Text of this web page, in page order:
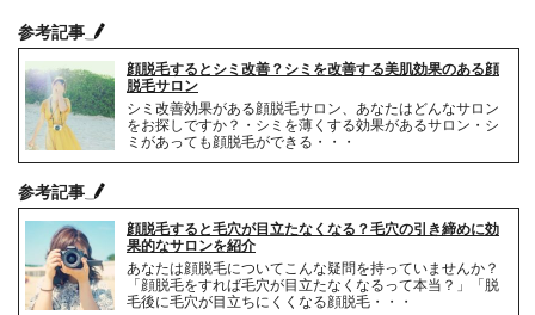
参考記事
顔脱毛するとシミ改善？シミを改善する美肌効果のある顔
脱毛サロン
シミ改善効果がある顔脱毛サロン、あなたはどんなサロン
をお探しですか？・シミを薄くする効果があるサロン・シ
ミがあっても顔脱毛ができる・・・
参考記事
顔脱毛すると毛穴が目立たなくなる？毛穴の引き締めに効
果的なサロンを紹介
あなたは顔脱毛についてこんな疑問を持っていませんか？
「顔脱毛をすれば毛穴が目立たなくなるって本当？」「脱
毛後に毛穴が目立ちにくくなる顔脱毛・・・